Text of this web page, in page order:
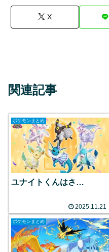
X
関連記事
ポケモンまとめ
ユナイトくんはさ…
2025.11.21
ポケモンまとめ